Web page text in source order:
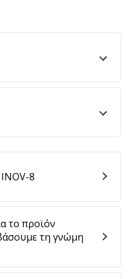
το προϊόν
τη γνώμη
8